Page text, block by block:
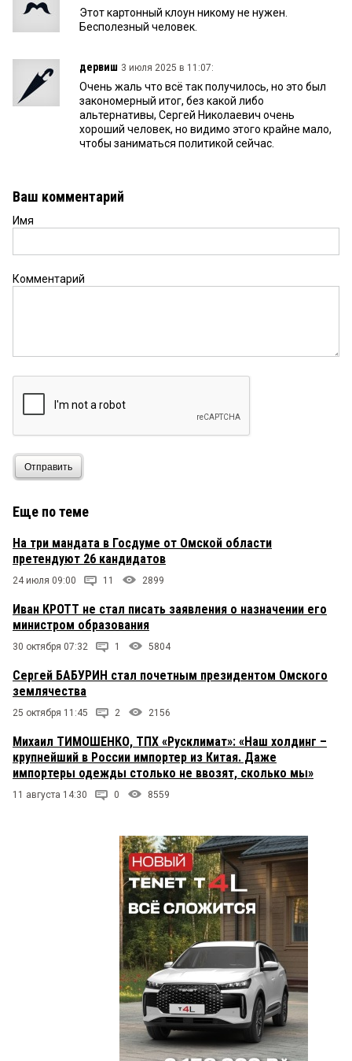
Этот картонный клоун никому не нужен.
Бесполезный человек.
дервиш 3 июля 2025 в 11:07:
Очень жаль что всё так получилось, но это был
закономерный итог, без какой либо
альтернативы, Сергей Николаевич очень
хороший человек, но видимо этого крайне мало,
чтобы заниматься политикой сейчас.
Ваш комментарий
Имя
Комментарий
Отправить
Еще по теме
На три мандата в Госдуме от Омской области
претендуют 26 кандидатов
24 июля 09:00 11 2899
Иван КРОТТ не стал писать заявления о назначении его
министром образования
30 октября 07:32 1 5804
Сергей БАБУРИН стал почетным президентом Омского
землячества
25 октября 11:45 2 2156
Михаил ТИМОШЕНКО, ТПХ «Русклимат»: «Наш холдинг –
крупнейший в России импортер из Китая. Даже
импортеры одежды столько не ввозят, сколько мы»
11 августа 14:30 0 8559